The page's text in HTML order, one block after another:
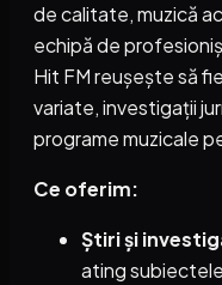
de calitate, muzică
echipă de
Hit FM reușește să
variate, investigații
programe muzicale
Ce oferim:
Știri și
ating